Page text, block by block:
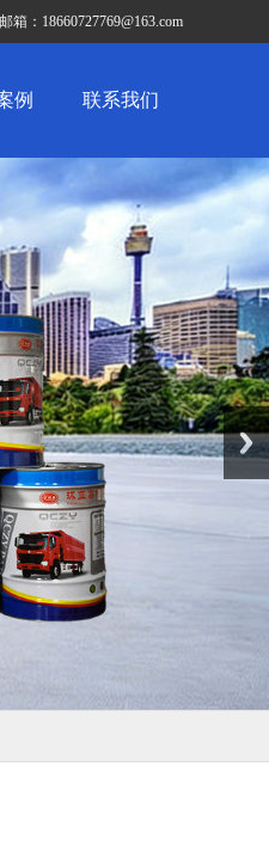
邮箱：18660727769@163.com
例 联系我们
Next